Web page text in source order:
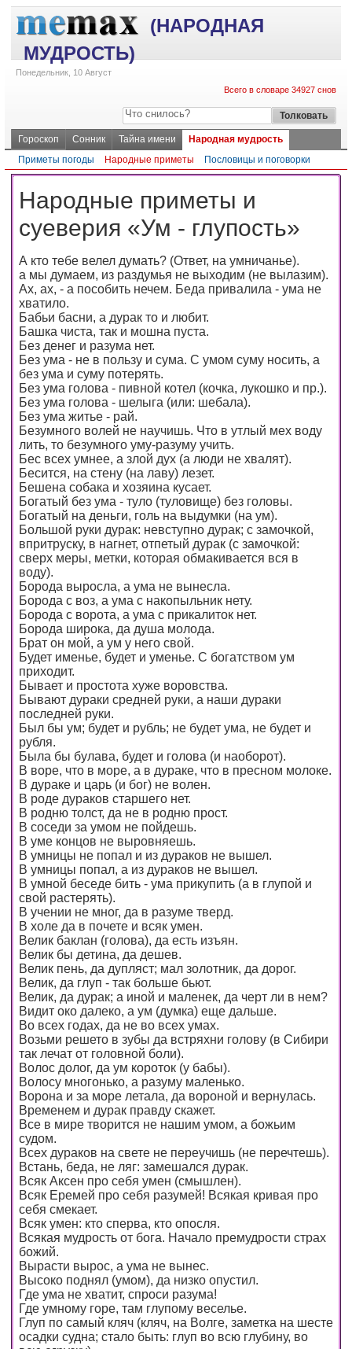
(НАРОДНАЯ
МУДРОСТЬ)
Понедельник, 10 Август
Всего в словаре 34927 снов
Гороскоп Сонник Тайна имени
Народная мудрость
Приметы погоды
Народные приметы Пословицы и поговорки
Народные приметы и
суеверия «Ум - глупость»
А кто тебе велел думать? (Ответ, на умничанье).
а мы думаем, из раздумья не выходим (не вылазим).
Ах, ах, - а пособить нечем. Беда привалила - ума не
хватило.
Бабьи басни, а дурак то и любит.
Башка чиста, так и мошна пуста.
Без денег и разума нет.
Без ума - не в пользу и сума. С умом суму носить, а
без ума и суму потерять.
Без ума голова - пивной котел (кочка, лукошко и пр.).
Без ума голова - шелыга (или: шебала).
Без ума житье - рай.
Безумного волей не научишь. Что в утлый мех воду
лить, то безумного уму-разуму учить.
Бес всех умнее, а злой дух (а люди не хвалят).
Бесится, на стену (на лаву) лезет.
Бешена собака и хозяина кусает.
Богатый без ума - туло (туловище) без головы.
Богатый на деньги, голь на выдумки (на ум).
Большой руки дурак: невступно дурак; с замочкой,
впритруску, в нагнет, отпетый дурак (с замочкой:
сверх меры, метки, которая обмакивается вся в
воду).
Борода выросла, а ума не вынесла.
Борода с воз, а ума с накопыльник нету.
Борода с ворота, а ума с прикалиток нет.
Борода широка, да душа молода.
Брат он мой, а ум у него свой.
Будет именье, будет и уменье. С богатством ум
приходит.
Бывает и простота хуже воровства.
Бывают дураки средней руки, а наши дураки
последней руки.
Был бы ум; будет и рубль; не будет ума, не будет и
рубля.
Была бы булава, будет и голова (и наоборот).
В воре, что в море, а в дураке, что в пресном молоке.
В дураке и царь (и бог) не волен.
В роде дураков старшего нет.
В родню толст, да не в родню прост.
В соседи за умом не пойдешь.
В уме концов не выровняешь.
В умницы не попал и из дураков не вышел.
В умницы попал, а из дураков не вышел.
В умной беседе бить - ума прикупить (а в глупой и
свой растерять).
В учении не мног, да в разуме тверд.
В холе да в почете и всяк умен.
Велик баклан (голова), да есть изъян.
Велик бы детина, да дешев.
Велик пень, да дупляст; мал золотник, да дорог.
Велик, да глуп - так больше бьют.
Велик, да дурак; а иной и маленек, да черт ли в нем?
Видит око далеко, а ум (думка) еще дальше.
Во всех годах, да не во всех умах.
Возьми решето в зубы да встряхни голову (в Сибири
так лечат от головной боли).
Волос долог, да ум короток (у бабы).
Волосу многонько, а разуму маленько.
Ворона и за море летала, да вороной и вернулась.
Временем и дурак правду скажет.
Все в мире творится не нашим умом, а божьим
судом.
Всех дураков на свете не переучишь (не перечтешь).
Встань, беда, не ляг: замешался дурак.
Всяк Аксен про себя умен (смышлен).
Всяк Еремей про себя разумей! Всякая кривая про
себя смекает.
Всяк умен: кто сперва, кто опосля.
Всякая мудрость от бога. Начало премудрости страх
божий.
Вырасти вырос, а ума не вынес.
Высоко поднял (умом), да низко опустил.
Где ума не хватит, спроси разума!
Где умному горе, там глупому веселье.
Глуп по самый кляч (кляч, на Волге, заметка на шесте
осадки судна; стало быть: глуп во всю глубину, во